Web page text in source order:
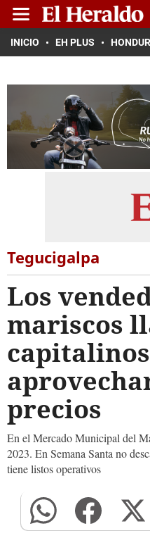
INICIO EH PLUS
Tegucigalpa
Los
mariscos
precios
En el Mercado Municipal del
2023. En Semana Santa no
tiene listos operativos